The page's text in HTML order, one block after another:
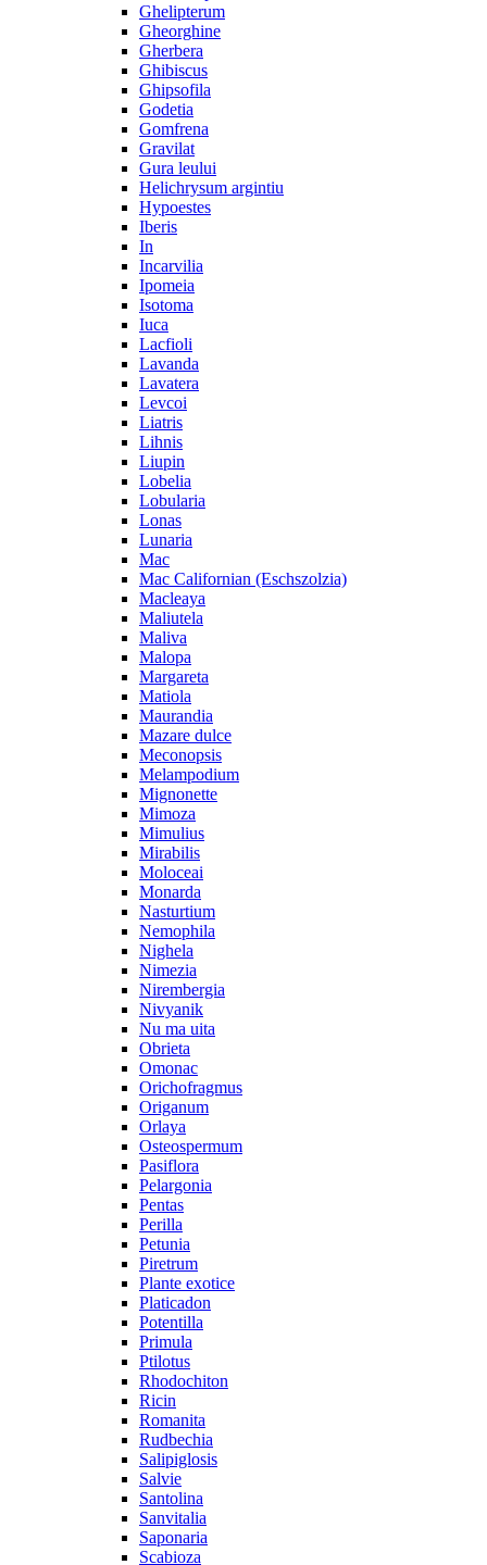
Ghelipterum
Gheorghine
Gherbera
Ghibiscus
Ghipsofila
Godetia
Gomfrena
Gravilat
Gura leului
Helichrysum argintiu
Hypoestes
Iberis
In
Incarvilia
Ipomeia
Isotoma
Iuca
Lacfioli
Lavanda
Lavatera
Levcoi
Liatris
Lihnis
Liupin
Lobelia
Lobularia
Lonas
Lunaria
Mac
Mac Californian (Eschszolzia)
Macleaya
Maliutela
Maliva
Malopa
Margareta
Matiola
Maurandia
Mazare dulce
Meconopsis
Melampodium
Mignonette
Mimoza
Mimulius
Mirabilis
Moloceai
Monarda
Nasturtium
Nemophila
Nighela
Nimezia
Nirembergia
Nivyanik
Nu ma uita
Obrieta
Omonac
Orichofragmus
Origanum
Orlaya
Osteospermum
Pasiflora
Pelargonia
Pentas
Perilla
Petunia
Piretrum
Plante exotice
Platicadon
Potentilla
Primula
Ptilotus
Rhodochiton
Ricin
Romanita
Rudbechia
Salipiglosis
Salvie
Santolina
Sanvitalia
Saponaria
Scabioza